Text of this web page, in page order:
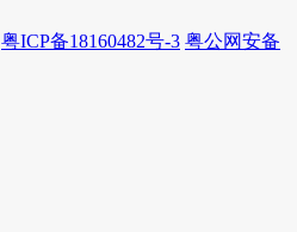
粤ICP备18160482号-3 粤公网安备